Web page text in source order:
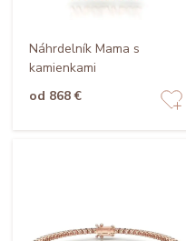
Náhrdelník Mama s
kamienkami
od 868 €